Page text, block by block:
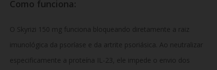
Como funciona:
O Skyrizi 150 mg funciona bloqueando diretamente a raiz
imunológica da psoríase e da artrite psoriásica. Ao neutralizar
especificamente a proteína IL-23, ele impede o envio dos